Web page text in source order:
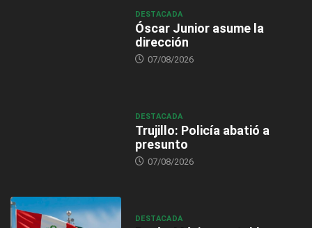
DESTACADA
Óscar Junior asume la
dirección
07/08/2026
DESTACADA
Trujillo: Policía abatió a
presunto
07/08/2026
DESTACADA